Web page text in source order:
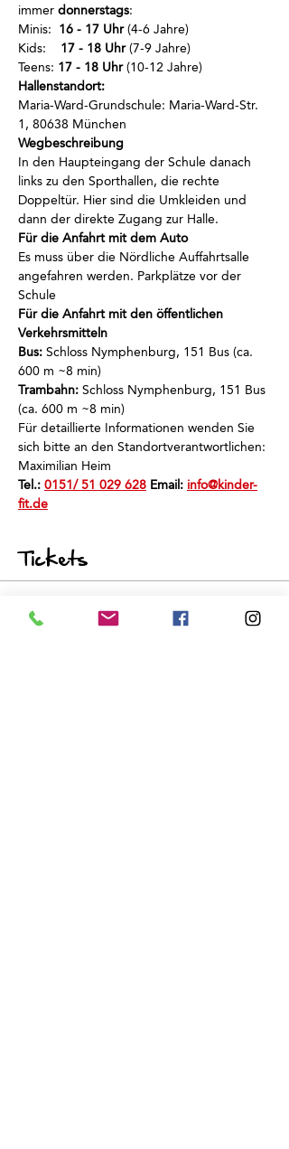
immer donnerstags:
Minis: 16 - 17 Uhr (4-6 Jahre)
Kids: 17 - 18 Uhr (7-9 Jahre)
Teens: 17 - 18 Uhr (10-12 Jahre)
Hallenstandort:
Maria-Ward-Grundschule: Maria-Ward-Str.
1, 80638 München
Wegbeschreibung
In den Haupteingang der Schule danach
links zu den Sporthallen, die rechte
Doppeltür. Hier sind die Umkleiden und
dann der direkte Zugang zur Halle.
Für die Anfahrt mit dem Auto
Es muss über die Nördliche Auffahrtsalle
angefahren werden. Parkplätze vor der
Schule
Für die Anfahrt mit den öffentlichen
Verkehrsmitteln
Bus: Schloss Nymphenburg, 151 Bus (ca.
600 m ~8 min)
Trambahn: Schloss Nymphenburg, 151 Bus
(ca. 600 m ~8 min)
Für detaillierte Informationen wenden Sie
sich bitte an den Standortverantwortlichen:
Maximilian Heim
Tel.: 0151/ 51 029 628 Email: info@kinder-
fit.de
Tickets
Sale ended